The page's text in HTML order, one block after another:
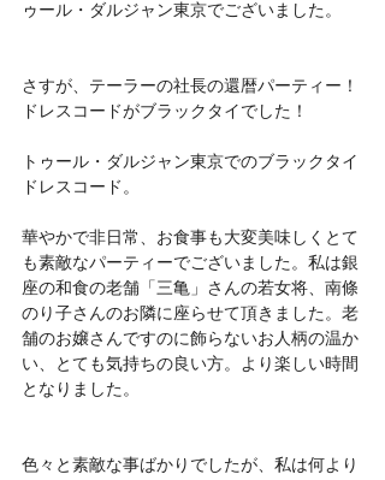
ゥール・ダルジャン東京でございました。
さすが、テーラーの社長の還暦パーティー！
ドレスコードがブラックタイでした！
トゥール・ダルジャン東京でのブラックタイ
ドレスコード。
華やかで非日常、お食事も大変美味しくとて
も素敵なパーティーでございました。私は銀
座の和食の老舗「三亀」さんの若女将、南條
のり子さんのお隣に座らせて頂きました。老
舗のお嬢さんですのに飾らないお人柄の温か
い、とても気持ちの良い方。より楽しい時間
となりました。
色々と素敵な事ばかりでしたが、私は何より